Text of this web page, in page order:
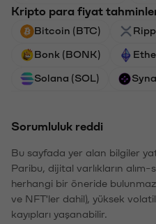
Kripto para fiyat
Bitcoin (BTC)
Bonk (BONK)
Solana (SOL)
Sorumluluk reddi
Bu sayfada yer alan bilgiler
Paribu, dijital varlıkların alım-
herhangi bir öneride
ve NFT'ler dahil), yüksek
kayıpları yaşanabilir.